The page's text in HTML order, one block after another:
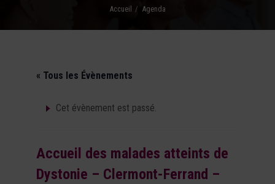
Accueil Agenda
« Tous les Évènements
Cet évènement est passé.
Accueil des malades atteints de
Dystonie – Clermont-Ferrand –